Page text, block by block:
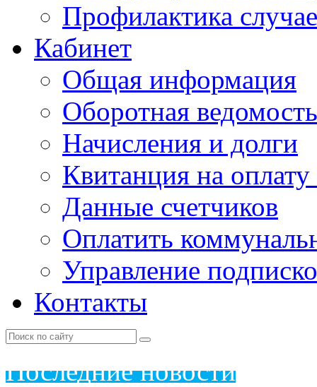
Профилактика
Кабинет
Общая информация
Оборотная ведомость
Начисления и долги
Квитанция на
Данные счетчиков
Оплатить
Управление
Контакты
Последние новости